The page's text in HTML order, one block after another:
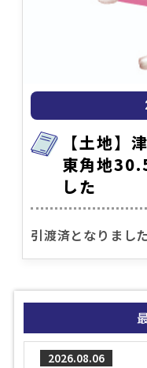
【土地
東角地
した
引渡済となりまし
2026.08.06